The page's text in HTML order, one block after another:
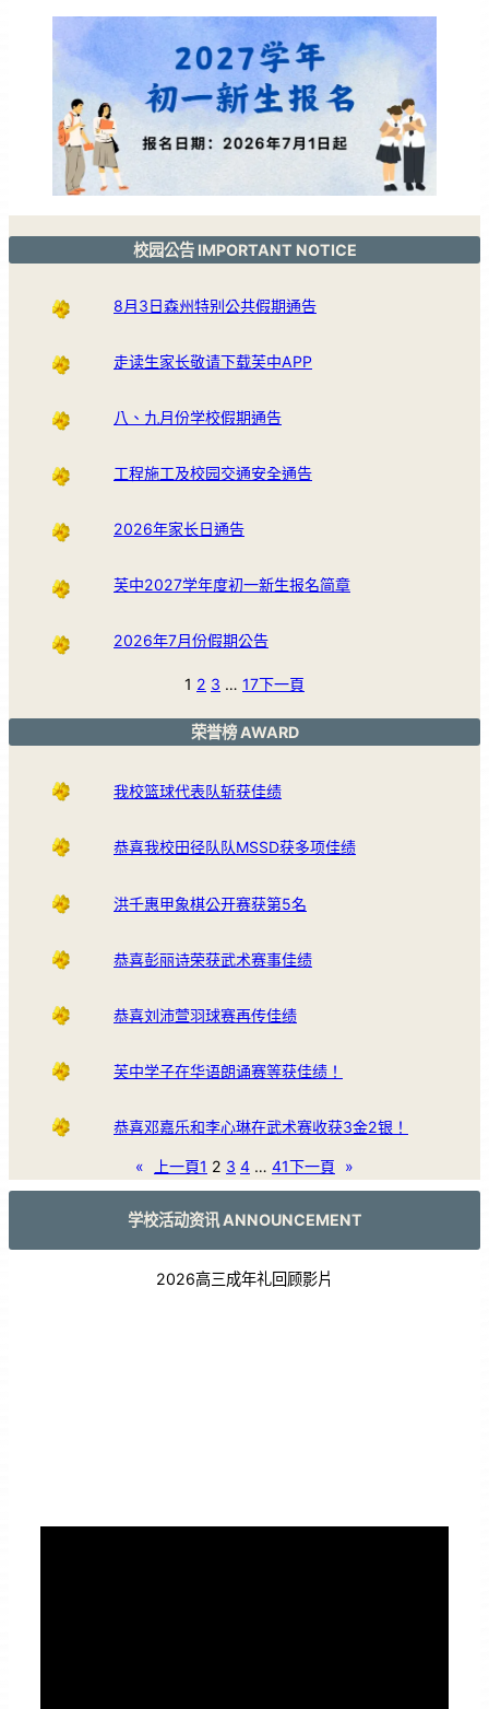
校园公告 IMPORTANT NOTICE
8月3日森州特别公共假期通告
走读生家长敬请下载芙中APP
八、九月份学校假期通告
工程施工及校园交通安全通告
2026年家长日通告
芙中2027学年度初一新生报名简章
2026年7月份假期公告
1 2 3 … 17下一頁
荣誉榜 AWARD
我校篮球代表队斩获佳绩
恭喜我校田径队队MSSD获多项佳绩
洪千惠甲象棋公开赛获第5名
恭喜彭丽诗荣获武术赛事佳绩
恭喜刘沛萱羽球赛再传佳绩
芙中学子在华语朗诵赛等获佳绩！
恭喜邓嘉乐和李心琳在武术赛收获3金2银！
« 上一頁1 2 3 4 … 41下一頁 »
学校活动资讯 ANNOUNCEMENT
2026高三成年礼回顾影片